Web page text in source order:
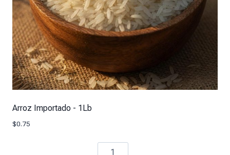
Arroz Importado - 1Lb
$0.75